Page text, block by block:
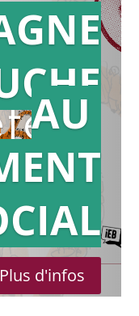
en
presse
AU
Plus d'infos